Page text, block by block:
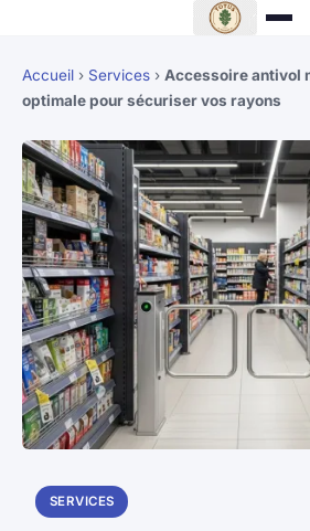
Accueil › Services › Accessoire antivol
optimale pour sécuriser vos rayons
SERVICES